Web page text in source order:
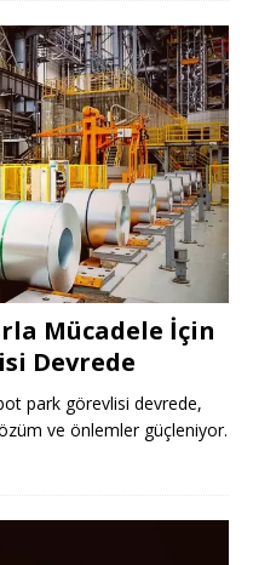
Mücadele İçin
Devrede
park görevlisi devrede,
ve önlemler güçleniyor.